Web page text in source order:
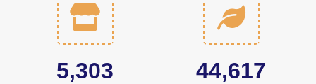
9,304 78,276